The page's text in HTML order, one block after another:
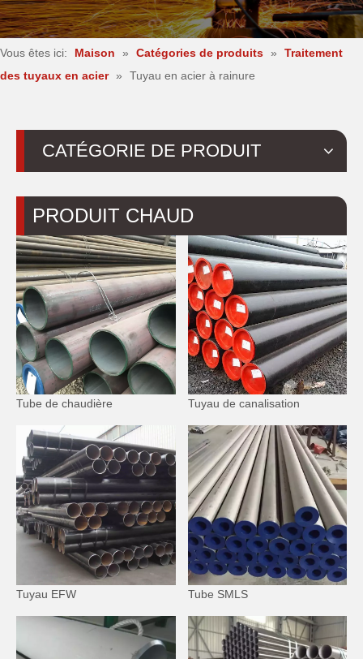
Vous êtes ici: Maison » Catégories de produits »
Traitement
des tuyaux en acier » Tuyau en acier à rainure
CATÉGORIE DE PRODUIT
PRODUIT CHAUD
Tube de chaudière Tuyau de canalisation
Tuyau EFW Tube SMLS